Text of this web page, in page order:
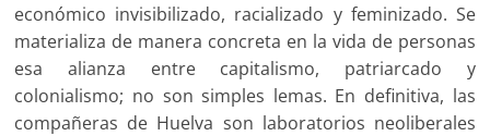
económico invisibilizado, racializado y feminizado. Se
materializa de manera concreta en la vida de personas
esa alianza entre capitalismo, patriarcado y
colonialismo; no son simples lemas. En definitiva, las
compañeras de Huelva son laboratorios neoliberales